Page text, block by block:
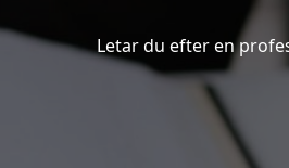
Letar du efter en